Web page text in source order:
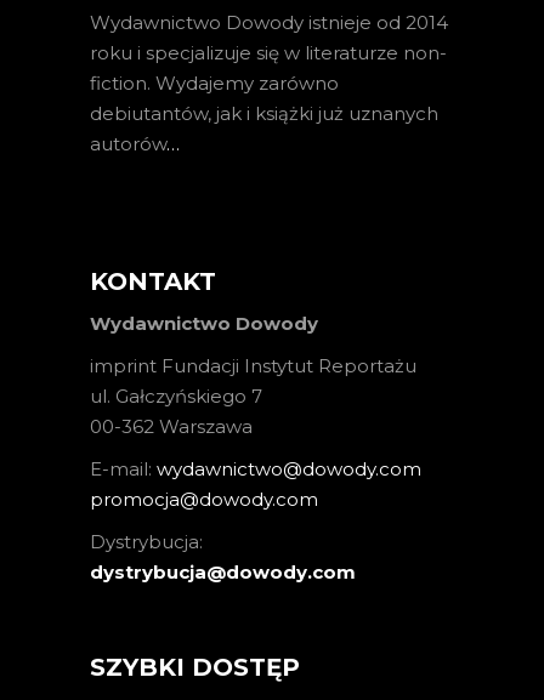
Wydawnictwo Dowody istnieje od 2014
roku i specjalizuje się w literaturze non-
fiction. Wydajemy zarówno
debiutantów, jak i książki już uznanych
autorów…
KONTAKT
Wydawnictwo Dowody
imprint Fundacji Instytut Reportażu
ul. Gałczyńskiego 7
00-362 Warszawa
E-mail: wydawnictwo@dowody.com
promocja@dowody.com
Dystrybucja:
dystrybucja@dowody.com
SZYBKI DOSTĘP